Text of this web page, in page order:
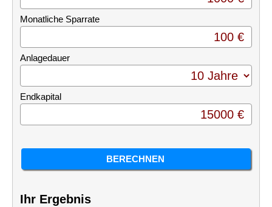
Monatliche Sparrate
Anlagedauer
Endkapital
Ihr Ergebnis